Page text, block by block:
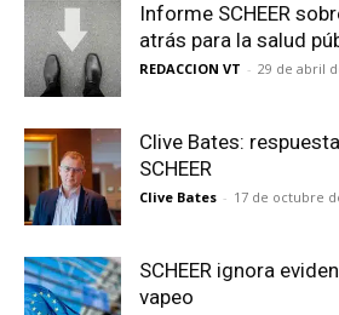
Informe SCHEER
atrás para la salud
REDACCION VT - 29 de abril
Clive Bates:
SCHEER
Clive Bates - 17 de octubre
SCHEER ignora
vapeo